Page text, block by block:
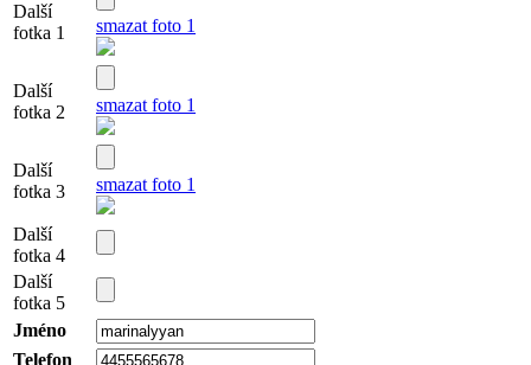
Další
fotka 1
smazat foto 1
Další
fotka 2
smazat foto 1
Další
fotka 3
smazat foto 1
Další
fotka 4
Další
fotka 5
Jméno
Telefon